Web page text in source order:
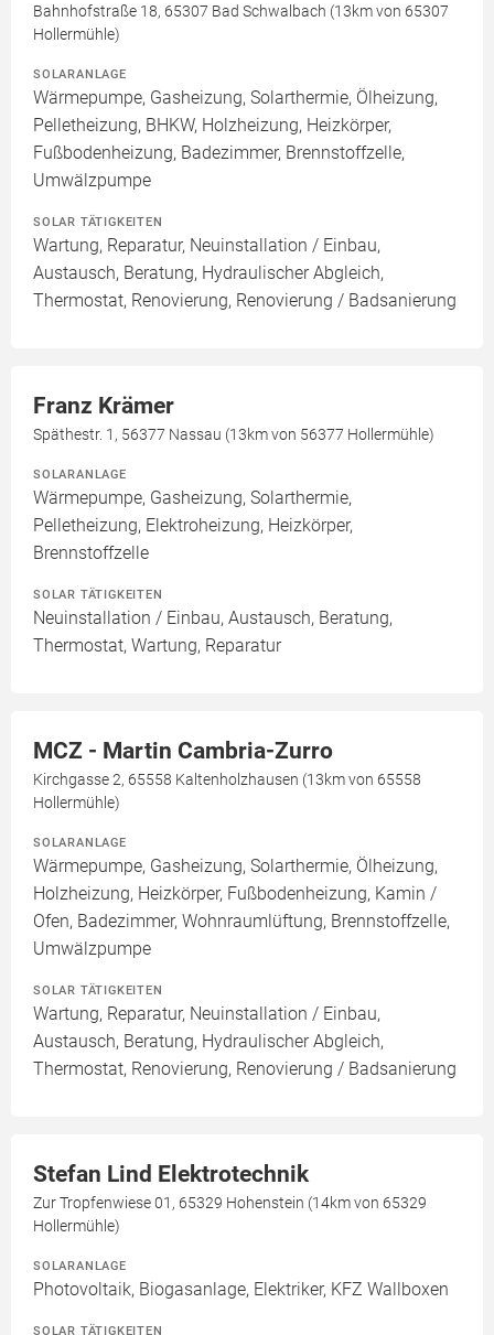
Bahnhofstraße 18, 65307 Bad Schwalbach (13km von 65307
Hollermühle)
SOLARANLAGE
Wärmepumpe, Gasheizung, Solarthermie, Ölheizung,
Pelletheizung, BHKW, Holzheizung, Heizkörper,
Fußbodenheizung, Badezimmer, Brennstoffzelle,
Umwälzpumpe
SOLAR TÄTIGKEITEN
Wartung, Reparatur, Neuinstallation / Einbau,
Austausch, Beratung, Hydraulischer Abgleich,
Thermostat, Renovierung, Renovierung / Badsanierung
Franz Krämer
Späthestr. 1, 56377 Nassau (13km von 56377 Hollermühle)
SOLARANLAGE
Wärmepumpe, Gasheizung, Solarthermie,
Pelletheizung, Elektroheizung, Heizkörper,
Brennstoffzelle
SOLAR TÄTIGKEITEN
Neuinstallation / Einbau, Austausch, Beratung,
Thermostat, Wartung, Reparatur
MCZ - Martin Cambria-Zurro
Kirchgasse 2, 65558 Kaltenholzhausen (13km von 65558
Hollermühle)
SOLARANLAGE
Wärmepumpe, Gasheizung, Solarthermie, Ölheizung,
Holzheizung, Heizkörper, Fußbodenheizung, Kamin /
Ofen, Badezimmer, Wohnraumlüftung, Brennstoffzelle,
Umwälzpumpe
SOLAR TÄTIGKEITEN
Wartung, Reparatur, Neuinstallation / Einbau,
Austausch, Beratung, Hydraulischer Abgleich,
Thermostat, Renovierung, Renovierung / Badsanierung
Stefan Lind Elektrotechnik
Zur Tropfenwiese 01, 65329 Hohenstein (14km von 65329
Hollermühle)
SOLARANLAGE
Photovoltaik, Biogasanlage, Elektriker, KFZ Wallboxen
SOLAR TÄTIGKEITEN